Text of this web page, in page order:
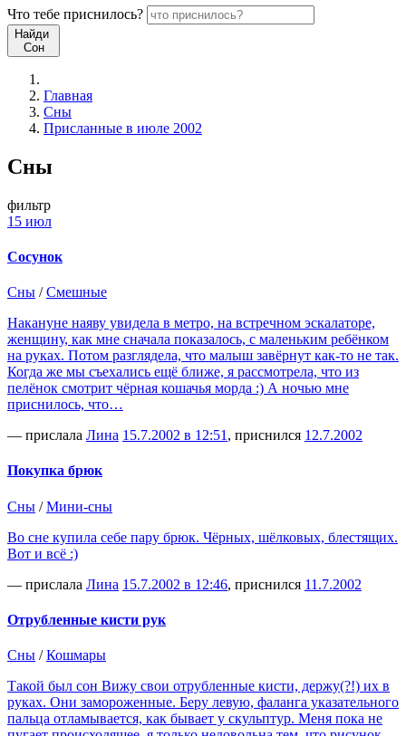
Что тебе приснилось?
Найди
Сон
Главная
Сны
Присланные в июле 2002
Сны
фильтр
15 июл
Сосунок
Сны /Смешные
Накануне наяву увидела в метро, на встречном эскалаторе,
женщину, как мне сначала показалось, с маленьким ребёнком
на руках. Потом разглядела, что малыш завёрнут как-то не так.
Когда же мы съехались ещё ближе, я рассмотрела, что из
пелёнок смотрит чёрная кошачья морда :) А ночью мне
приснилось, что…
— прислала Лина 15.7.2002 в 12:51 , приснился 12.7.2002
Покупка брюк
Сны /Мини-сны
Во сне купила себе пару брюк. Чёрных, шёлковых, блестящих.
Вот и всё :)
— прислала Лина 15.7.2002 в 12:46, приснился 11.7.2002
Отрубленные кисти рук
Сны /Кошмары
Такой был сон Вижу свои отрубленные кисти, держу(?!) их в
руках. Они замороженные. Беру левую, фаланга указательного
пальца отламывается, как бывает у скульптур. Меня пока не